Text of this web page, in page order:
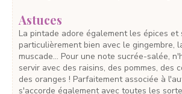
Astuces
La pintade adore également les épices et s'accorde
particulièrement bien avec le gingembre,
muscade... Pour une note sucrée-salée,
servir avec des raisins, des pommes, des
des oranges ! Parfaitement associée à
s'accorde également avec toutes les